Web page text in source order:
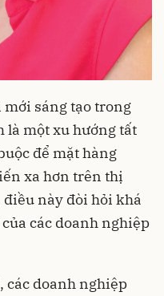
mới sáng tạo trong
là một xu hướng tất
để mặt hàng
xa hơn trên thị
này đòi hỏi khá
các doanh nghiệp
các doanh nghiệp